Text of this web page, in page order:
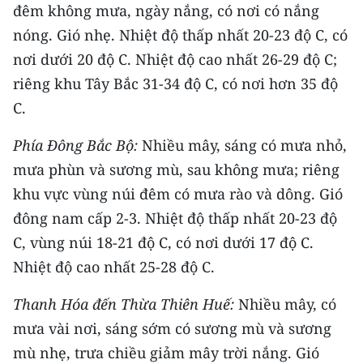
Chuyên trang Hà Nội
Chuyên trang TP. Hồ Chí Minh
CHUYÊN ĐỀ
CÁC CHUYÊN TRANG
VỀ BÁO NHÂN DÂN
THỜI NAY
NHÂN DÂN CUỐI TUẦN
NHÂN DÂN HẰNG THÁNG
MUA BÁO
đêm không mưa, ngày nắng, có nơi có nắng
nóng. Gió nhẹ. Nhiệt độ thấp nhất 20-23 độ C, có
nơi dưới 20 độ C. Nhiệt độ cao nhất 26-29 độ C;
riêng khu Tây Bắc 31-34 độ C, có nơi hơn 35 độ
C.
Phía Đông Bắc Bộ: Nhiều mây, sáng có mưa nhỏ,
mưa phùn và sương mù, sau không mưa; riêng
khu vực vùng núi đêm có mưa rào và dông. Gió
đông nam cấp 2-3. Nhiệt độ thấp nhất 20-23 độ
C, vùng núi 18-21 độ C, có nơi dưới 17 độ C.
Nhiệt độ cao nhất 25-28 độ C.
Thanh Hóa đến Thừa Thiên Huế: Nhiều mây, có
mưa vài nơi, sáng sớm có sương mù và sương
mù nhẹ, trưa chiều giảm mây trời nắng. Gió